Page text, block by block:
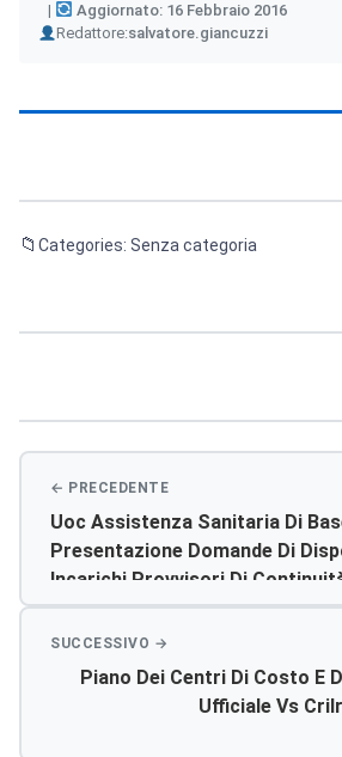
Aggiornato: 16 Febbraio 2016
Redattore:
Author salvatore.giancuzzi
Categories: Senza categoria
Uoc Assistenza Sanitaria Di
Presentazione Domande Di
Incarichi Provvisori Di
E Guardia Medica Turistica
Piano Dei Centri Di Costo E
Ufficiale Vs